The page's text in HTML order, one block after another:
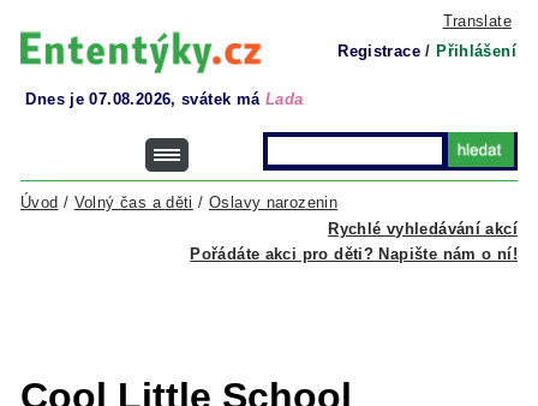
Translate
Registrace / Přihlášení
Dnes je 07.08.2026, svátek má Lada
Rychlé vyhledávání akcí
Úvod / Volný čas a děti /Oslavy narozenin
Pořádáte akci pro děti? Napište nám o ní!
Cool Little School